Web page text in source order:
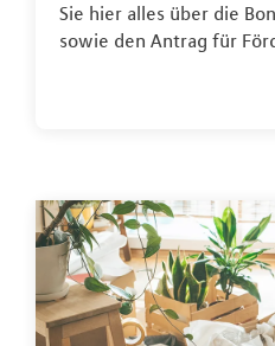
Sie hier alles über die
sowie den Antrag für